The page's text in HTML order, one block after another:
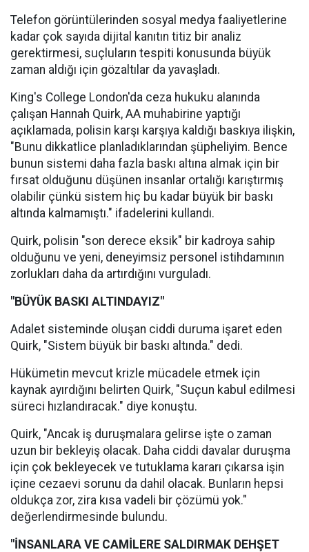
Telefon görüntülerinden sosyal medya faaliyetlerine
kadar çok sayıda dijital kanıtın titiz bir analiz
gerektirmesi, suçluların tespiti konusunda büyük
zaman aldığı için gözaltılar da yavaşladı.
King's College London'da ceza hukuku alanında
çalışan Hannah Quirk, AA muhabirine yaptığı
açıklamada, polisin karşı karşıya kaldığı baskıya ilişkin,
"Bunu dikkatlice planladıklarından şüpheliyim. Bence
bunun sistemi daha fazla baskı altına almak için bir
fırsat olduğunu düşünen insanlar ortalığı karıştırmış
olabilir çünkü sistem hiç bu kadar büyük bir baskı
altında kalmamıştı." ifadelerini kullandı.
Quirk, polisin "son derece eksik" bir kadroya sahip
olduğunu ve yeni, deneyimsiz personel istihdamının
zorlukları daha da artırdığını vurguladı.
"BÜYÜK BASKI ALTINDAYIZ"
Adalet sisteminde oluşan ciddi duruma işaret eden
Quirk, "Sistem büyük bir baskı altında." dedi.
Hükümetin mevcut krizle mücadele etmek için
kaynak ayırdığını belirten Quirk, "Suçun kabul edilmesi
süreci hızlandıracak." diye konuştu.
Quirk, "Ancak iş duruşmalara gelirse işte o zaman
uzun bir bekleyiş olacak. Daha ciddi davalar duruşma
için çok bekleyecek ve tutuklama kararı çıkarsa işin
içine cezaevi sorunu da dahil olacak. Bunların hepsi
oldukça zor, zira kısa vadeli bir çözümü yok."
değerlendirmesinde bulundu.
"İNSANLARA VE CAMİLERE SALDIRMAK DEHŞET